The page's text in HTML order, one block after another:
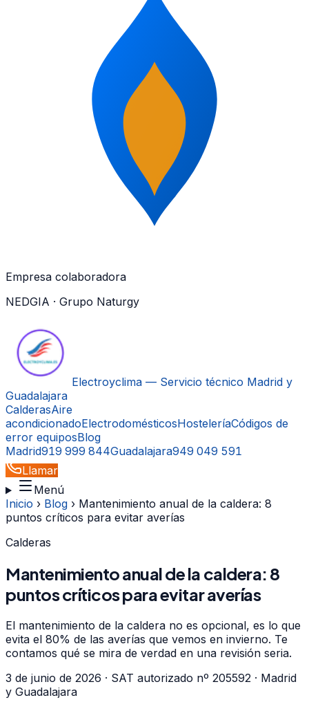
Empresa colaboradora
NEDGIA · Grupo Naturgy
Electroyclima — Servicio técnico Madrid y
Guadalajara
CalderasAire
acondicionadoElectrodomésticosHosteleríaCódigos de
error equiposBlog
Madrid919 999 844Guadalajara949 049 591
Llamar
Menú
Inicio › Blog › Mantenimiento anual de la caldera: 8
puntos críticos para evitar averías
Calderas
Mantenimiento anual de la caldera: 8
puntos críticos para evitar averías
El mantenimiento de la caldera no es opcional, es lo que
evita el 80% de las averías que vemos en invierno. Te
contamos qué se mira de verdad en una revisión seria.
3 de junio de 2026 · SAT autorizado nº 205592 · Madrid
y Guadalajara